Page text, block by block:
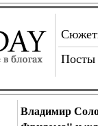
Посты
Владимир